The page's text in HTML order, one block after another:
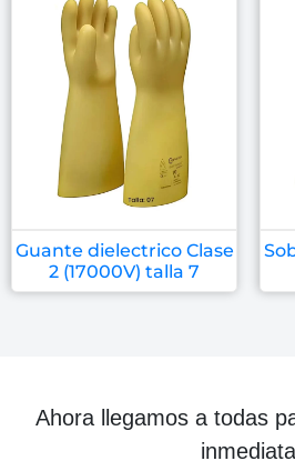
Guante dielectrico Clase
2 (17000V) talla 7
Ahora llegamos a todas
inmediata